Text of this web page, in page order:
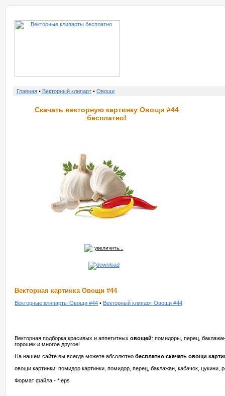
Главная • Векторный клипарт • Овощи
Скачать векторную картинку Овощи #44
бесплатно!
увеличить...
Векторная картинка Овощи #44
Векторные клипарты Овощи #44 • Векторный клипарт Овощи #44
Векторная подборка красивых и аппетитных овощей: помидоры, перец,
горошек и многое другое!
На нашем сайте вы всегда можете абсолютно бесплатно скачать овощи
овощи картинки, помидор картинки, помидор, перец, баклажан, кабачок,
Формат файла - *.eps